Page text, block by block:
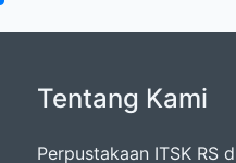
Tentang Kami
Perpustakaan ITSK RS